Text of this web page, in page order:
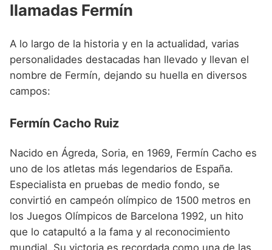
llamadas Fermín
A lo largo de la historia y en la actualidad, varias
personalidades destacadas han llevado y llevan el
nombre de Fermín, dejando su huella en diversos
campos:
Fermín Cacho Ruiz
Nacido en Ágreda, Soria, en 1969, Fermín Cacho es
uno de los atletas más legendarios de España.
Especialista en pruebas de medio fondo, se
convirtió en campeón olímpico de 1500 metros en
los Juegos Olímpicos de Barcelona 1992, un hito
que lo catapultó a la fama y al reconocimiento
mundial. Su victoria es recordada como una de las